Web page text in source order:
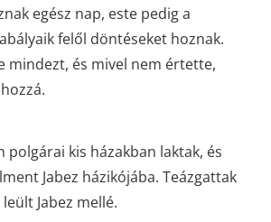
egész nap, este pedig a
felől döntéseket hoznak.
mindezt, és mivel nem értette,
polgárai kis házakban laktak, és
Jabez házikójába. Teázgattak
Jabez mellé.